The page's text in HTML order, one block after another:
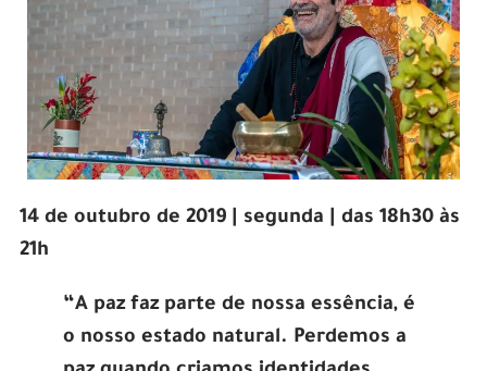
14 de outubro de 2019 | segunda | das 18h30 às
21h
“A paz faz parte de nossa essência, é
o nosso estado natural. Perdemos a